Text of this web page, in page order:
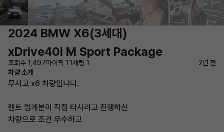
2024 BMW X6(3세대)
xDrive40i M Sport Package
조회수 1,497마이픽 11채팅 1
2년 전
차량 소개
무사고 x6 차량입니다.
렌트 업계분이 직접 타시려고 진행하신
차량으로 조건 우수하고